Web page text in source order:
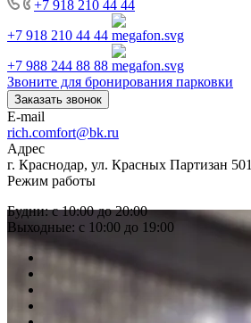
+7 918 210 44 44
+7 918 210 44 44
+7 988 244 88 88
Звоните для бронирования парковки
Заказать звонок
E-mail
rich.comfort@bk.ru
Адрес
г. Краснодар, ул. Красных Партизан 501
Режим работы
Будни: с 10:00 до 20:00
Выходные: с 10:00 до 19:00